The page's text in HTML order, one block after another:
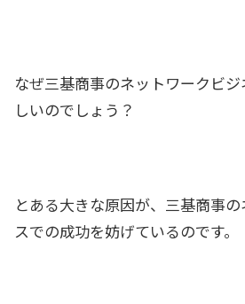
なぜ三基商事のネットワークビ
しいのでしょう？
とある大きな原因が、三基商事
スでの成功を妨げているのです。